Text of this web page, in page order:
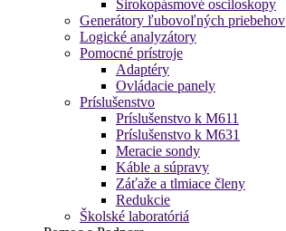
Širokopásmové osciloskopy
Generátory ľubovoľných priebehov
Logické analyzátory
Pomocné prístroje
Adaptéry
Ovládacie panely
Príslušenstvo
Príslušenstvo k M611
Príslušenstvo k M631
Meracie sondy
Káble a súpravy
Záťaže a tlmiace členy
Redukcie
Školské laboratóriá